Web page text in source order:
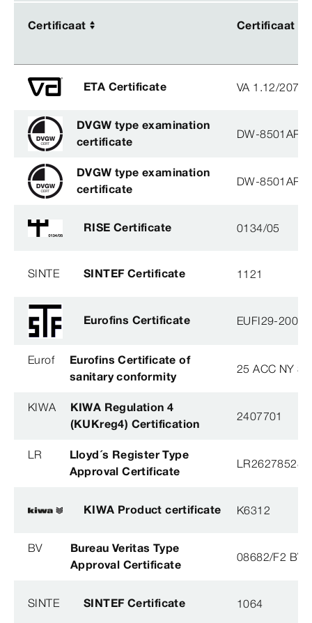
Certificaat Certificaat
Certificaat Certificaat
ETA Certificate VA 1.12/20786
DVGW type examination
certificate
DW-
DVGW type examination
certificate
DW-
RISE Certificate 0134/05
SINTE SINTEF Certificate 1121
Eurofins Certificate EUFI29-
Eurof
Eurofins Certificate of
sanitary conformity
25 ACC NY
KIWA
KIWA Regulation 4
(KUKreg4) Certification
2407701
LR
Lloyd´s Register Type
Approval Certificate
KIWA Product certificate K6312
BV
Bureau Veritas Type
Approval Certificate
08682/F2 BV
SINTE SINTEF Certificate 1064